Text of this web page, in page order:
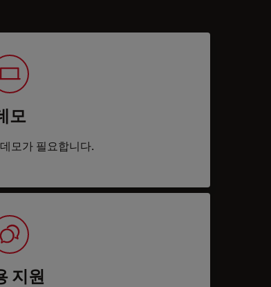
모
모가 필요합니다.
지원